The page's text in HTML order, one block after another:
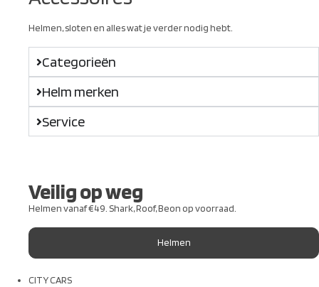
Helmen, sloten en alles wat je verder nodig hebt.
Categorieën
Helm merken
Service
Veilig op weg
Helmen vanaf €49. Shark, Roof, Beon op voorraad.
Helmen
CITY CARS